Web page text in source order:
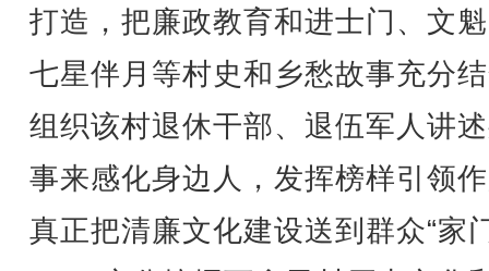
打造，把廉政教育和进士门、文
七星伴月等村史和乡愁故事充分
组织该村退休干部、退伍军人讲
事来感化身边人，发挥榜样引领
真正把清廉文化建设送到群众“家